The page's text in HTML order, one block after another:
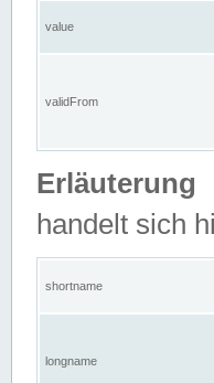
value
validFrom
handelt sich
shortname
longname